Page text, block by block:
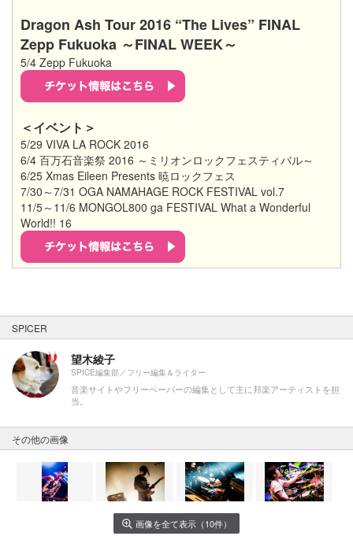
Dragon Ash Tour 2016 “The Lives” FINAL
Zepp Fukuoka ～FINAL WEEK～
5/4 Zepp Fukuoka
＜イベント＞
5/29 VIVA LA ROCK 2016
6/4 百万石音楽祭 2016 ～ミリオンロックフェスティバル～
6/25 Xmas Eileen Presents 暁ロックフェス
7/30～7/31 OGA NAMAHAGE ROCK FESTIVAL vol.7
11/5～11/6 MONGOL800 ga FESTIVAL What a Wonderful
World!! 16
SPICER
望木綾子
SPICE編集部／フリー編集＆ライター
音楽サイトやフリーペーパーの編集として主に邦楽アーティストを担
当。
その他の画像
画像を全て表示（10件）